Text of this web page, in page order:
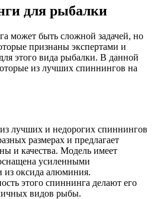
для рыбалки
может быть сложной задачей, но
признаны экспертами и
этого вида рыбалки. В данной
из лучших спиннингов на
лучших и недорогих спиннингов
размерах и предлагает
и качества. Модель имеет
усиленными
оксида алюминия.
этого спиннинга делают его
видов рыбы.